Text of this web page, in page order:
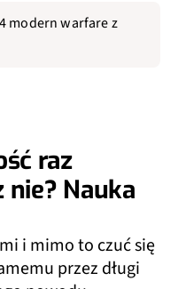
modern warfare z
raz
nie? Nauka
i mimo to czuć się
przez długi